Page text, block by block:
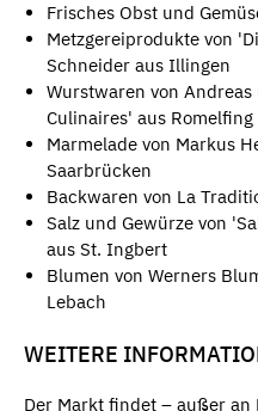
Frisches Obst und
Metzgereiprodukte von
Schneider aus Illingen
Wurstwaren von
Culinaires' aus Romelfing
Marmelade von Markus
Saarbrücken
Backwaren von La
Salz und Gewürze von
aus St. Ingbert
Blumen von Werners
Lebach
WEITERE
Der Markt findet – außer an